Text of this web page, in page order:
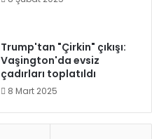
Trump'tan "Çirkin" çıkışı:
Vaşington'da evsiz
çadırları toplatıldı
8 Mart 2025